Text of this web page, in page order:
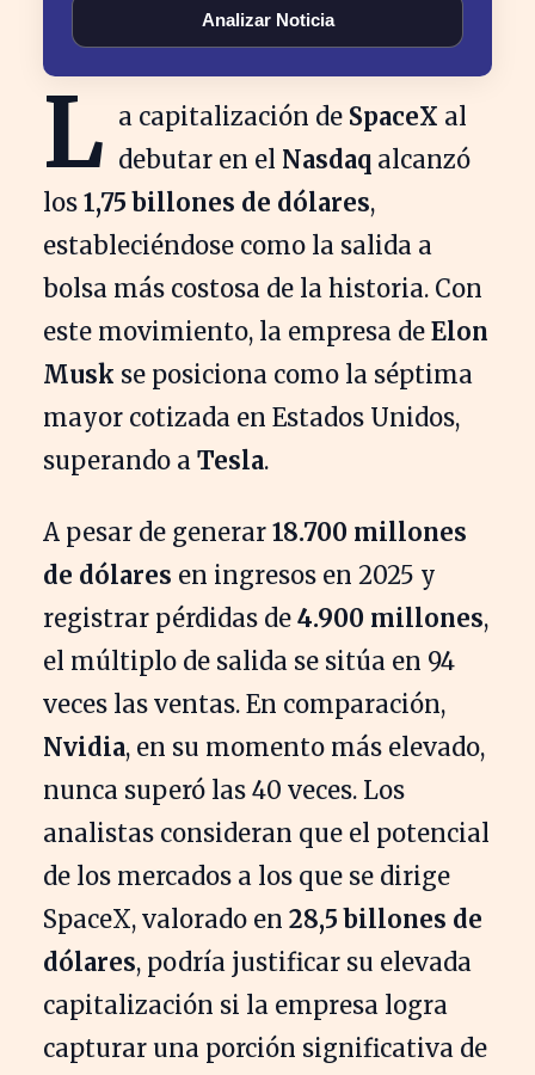
Analizar Noticia
L a capitalización de SpaceX al
debutar en el Nasdaq alcanzó
los 1,75 billones de dólares,
estableciéndose como la salida a
bolsa más costosa de la historia. Con
este movimiento, la empresa de Elon
Musk se posiciona como la séptima
mayor cotizada en Estados Unidos,
superando a Tesla.
A pesar de generar 18.700 millones
de dólares en ingresos en 2025 y
registrar pérdidas de 4.900 millones,
el múltiplo de salida se sitúa en 94
veces las ventas. En comparación,
Nvidia, en su momento más elevado,
nunca superó las 40 veces. Los
analistas consideran que el potencial
de los mercados a los que se dirige
SpaceX, valorado en 28,5 billones de
dólares, podría justificar su elevada
capitalización si la empresa logra
capturar una porción significativa de